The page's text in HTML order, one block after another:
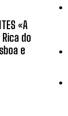
«A
do
e